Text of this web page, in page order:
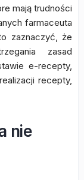
mają trudności
farmaceuta
zaznaczyć, że
zasad
e-recepty,
recepty,
nie